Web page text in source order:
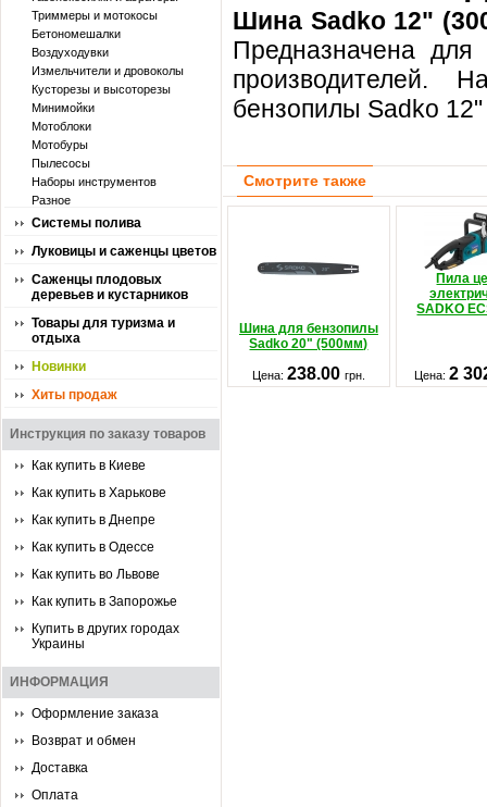
Триммеры и мотокосы
Бетономешалки
Воздуходувки
Измельчители и дровоколы
Кусторезы и высоторезы
Минимойки
Мотоблоки
Мотобуры
Пылесосы
Наборы инструментов
Разное
Системы полива
Луковицы и саженцы цветов
Саженцы плодовых
деревьев и кустарников
Товары для туризма и
отдыха
Новинки
Хиты продаж
Инструкция по заказу товаров
Как купить в Киеве
Как купить в Харькове
Как купить в Днепре
Как купить в Одессе
Как купить во Львове
Как купить в Запорожье
Купить в других городах
Украины
ИНФОРМАЦИЯ
Оформление заказа
Возврат и обмен
Доставка
Оплата
Шина Sadko 12"
Предназначена
производителей.
бензопилы Sadko
Смотрите также
Шина для бензопилы
Sadko 20" (500мм)
Пила
SADKO
Цена: 238.00 грн. Цена: 2